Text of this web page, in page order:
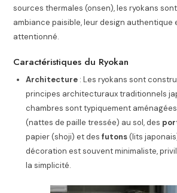
sources thermales (onsen), les ryokans
ambiance paisible, leur design authentique
attentionné.
Caractéristiques du Ryokan
Architecture : Les ryokans sont
principes architecturaux traditionnels
chambres sont typiquement
(nattes de paille tressée) au sol, des
papier (shoji) et desfutons(lits
décoration est souvent minimaliste,
la simplicité.